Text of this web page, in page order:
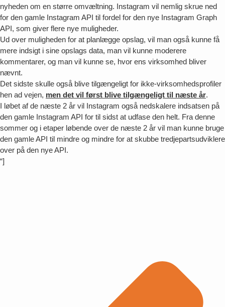
nyheden om en større omvæltning. Instagram vil nemlig skrue ned
for den gamle Instagram API til fordel for den nye Instagram Graph
API, som giver flere nye muligheder.
Ud over muligheden for at planlægge opslag, vil man også kunne få
mere indsigt i sine opslags data, man vil kunne moderere
kommentarer, og man vil kunne se, hvor ens virksomhed bliver
nævnt.
Det sidste skulle også blive tilgængeligt for ikke-virksomhedsprofiler
hen ad vejen, men det vil først blive tilgængeligt til næste år.
I løbet af de næste 2 år vil Instagram også nedskalere indsatsen på
den gamle Instagram API for til sidst at udfase den helt. Fra denne
sommer og i etaper løbende over de næste 2 år vil man kunne bruge
den gamle API til mindre og mindre for at skubbe tredjepartsudviklere
over på den nye API.
“]